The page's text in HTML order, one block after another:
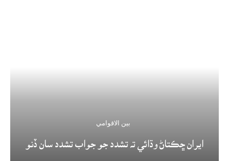
بين الاقوامي
ايران ڇڪتاڻ وڌائي ته تشدد جو جواب تشدد سان ڏنو